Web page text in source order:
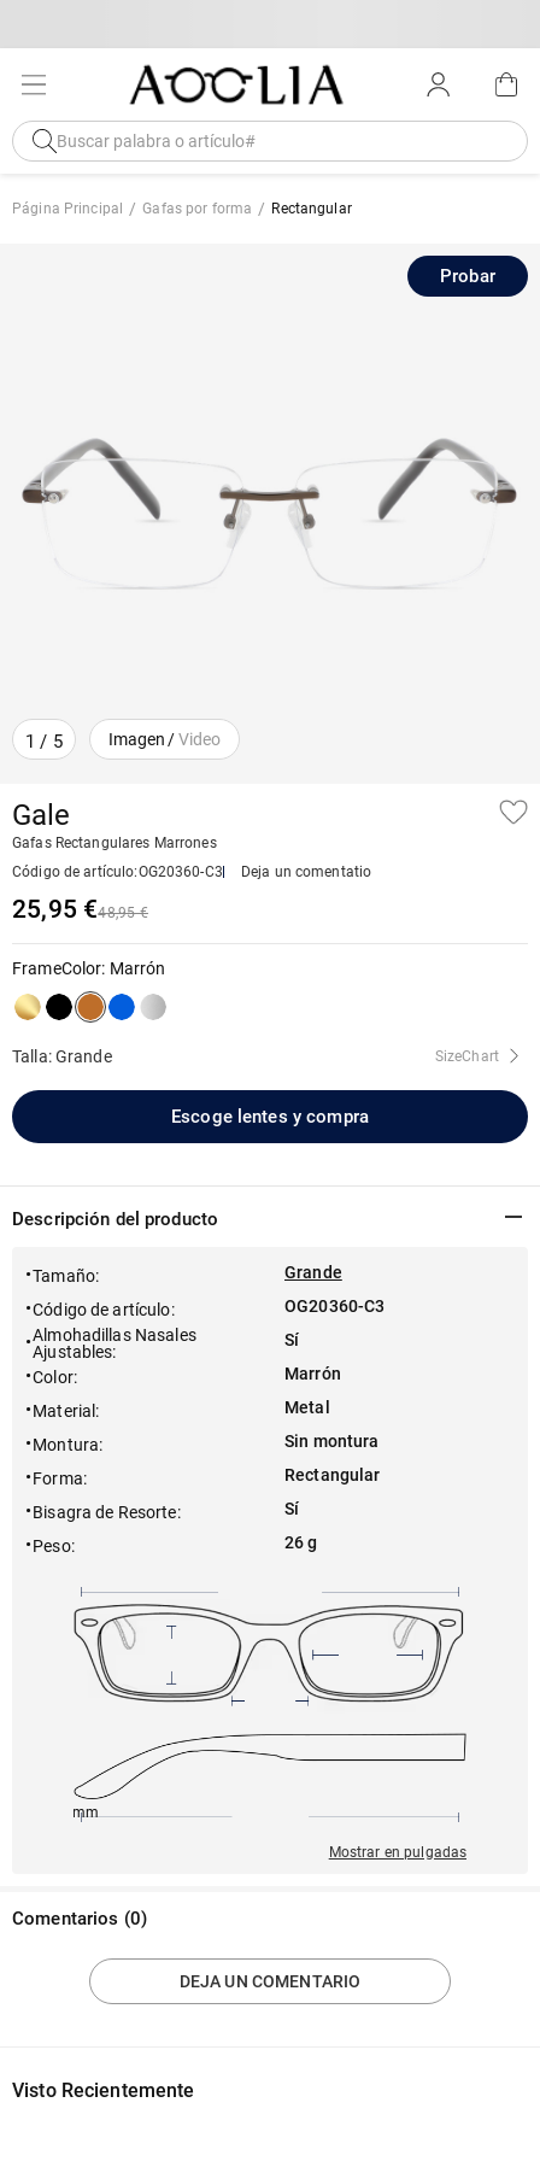
Página Principal Gafas por forma Rectangular
1 / 5 Imagen /Video
Probar
Gale
Gafas Rectangulares Marrones
Código de artículo:OG20360-C3 Deja un comentatio
25,95 €48,95 €
FrameColor: Marrón
Talla: Grande SizeChart
Escoge lentes y compra
Descripción del producto
Tamaño:
Grande
Código de artículo:
OG20360-C3
Almohadillas Nasales
Ajustables:
Sí
Color:
Marrón
Material :
Metal
Montura:
Sin montura
Forma:
Rectangular
Bisagra de Resorte:
Sí
Peso: 26 g
145mm
Mostrar en pulgadas
Comentarios (0)
DEJA UN COMENTARIO
Visto Recientemente